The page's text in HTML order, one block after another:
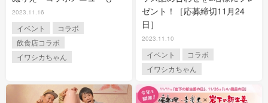
2023.11.16
イベント
コラボ
飲食店コラボ
イワシカちゃん
ゼント！［応募締切11月24
日］
2023.11.10
イベント
コラボ
イワシカちゃん